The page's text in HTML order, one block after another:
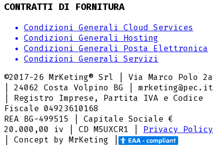
CONTRATTI DI FORNITURA
Condizioni Generali Cloud Services
Condizioni Generali Hosting
Condizioni Generali Posta Elettronica
Condizioni Generali Servizi
©2017-26 MrKeting® Srl | Via Marco Polo 2a
| 24062 Costa Volpino BG | mrketing@pec.it
| Registro Imprese, Partita IVA e Codice
Fiscale 04923610168
REA BG-499515 | Capitale Sociale €
20.000,00 iv |
CD M5UXCR1
Privacy Policy
| Concept by MrKeting |